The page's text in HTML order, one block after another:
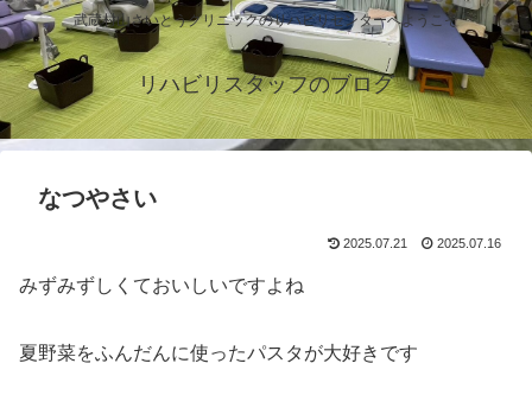
武蔵村山さいとうクリニックのリハビリセンターへようこそ
リハビリスタッフのブログ
なつやさい
2025.07.21 2025.07.16
みずみずしくておいしいですよね
夏野菜をふんだんに使ったパスタが大好きです